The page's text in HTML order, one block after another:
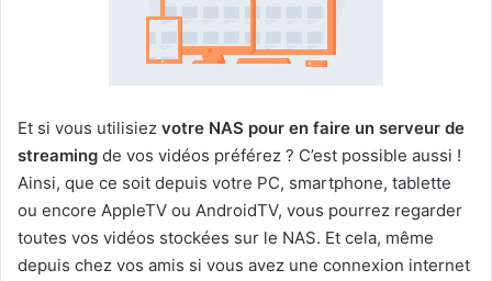
Et si vous utilisiez votre NAS pour en faire un serveur de
streaming de vos vidéos préférez ? C’est possible aussi !
Ainsi, que ce soit depuis votre PC, smartphone, tablette
ou encore AppleTV ou AndroidTV, vous pourrez regarder
toutes vos vidéos stockées sur le NAS. Et cela, même
depuis chez vos amis si vous avez une connexion internet